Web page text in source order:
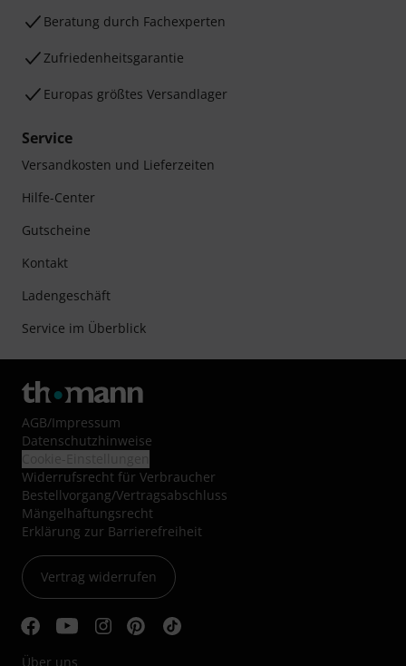
Beratung durch Fachexperten
Zufriedenheitsgarantie
Europas größtes Versandlager
Service
Versandkosten und Lieferzeiten
Hilfe-Center
Gutscheine
Kontakt
Ladengeschäft
Service im Überblick
AGB/Impressum
Datenschutzhinweise
Widerrufsrecht für Verbraucher
Bestellvorgang/Vertragsabschluss
Mängelhaftungsrecht
Erklärung zur Barrierefreiheit
Vertrag widerrufen
Über uns